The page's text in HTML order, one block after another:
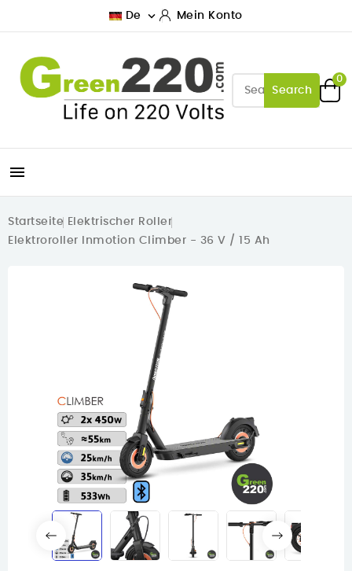
De  Mein Konto
Search
0

Startseite Elektrischer Roller
Elektroroller Inmotion Climber - 36 V / 15 Ah